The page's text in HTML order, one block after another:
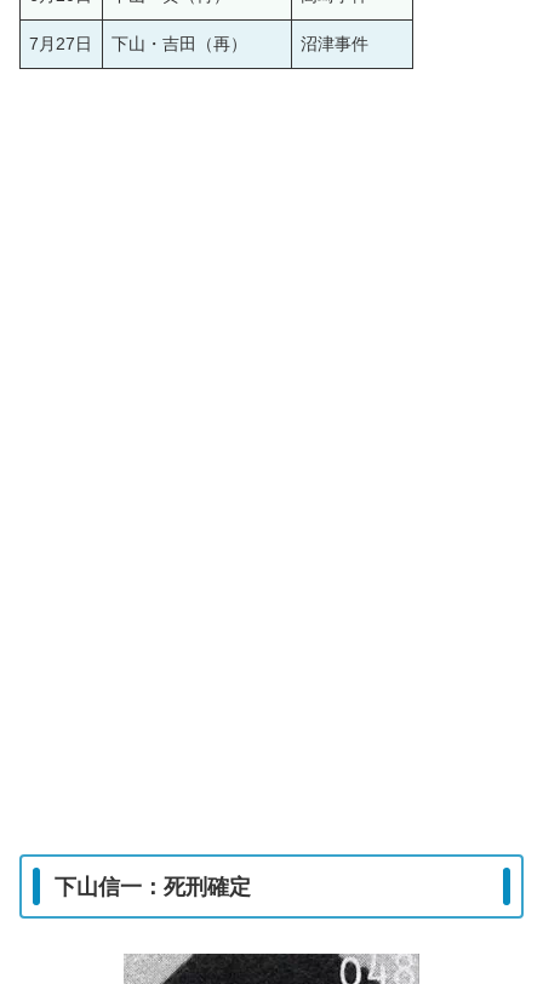
7月27日 下山・吉田（再） 沼津事件
下山信一：死刑確定